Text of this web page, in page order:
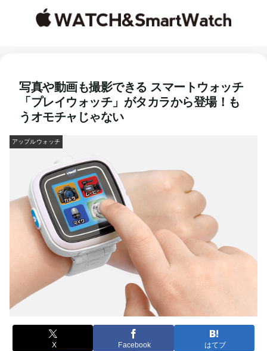
写真や動画も撮影できる スマートウォッチ
「プレイウォッチ」がタカラから登場！も
うオモチャじゃない
アップルウォッチ
X Facebook はてブ